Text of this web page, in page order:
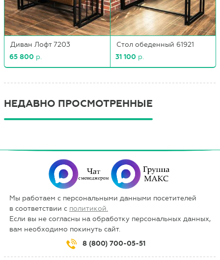
Диван Лофт 7203
65 800 р.
Стол обеденный 61921
31 100 р.
НЕДАВНО ПРОСМОТРЕННЫЕ
Мы работаем с персональными данными посетителей
в соответствии с политикой.
Если вы не согласны на обработку персональных данных,
вам необходимо покинуть сайт.
8 (800) 700-05-51